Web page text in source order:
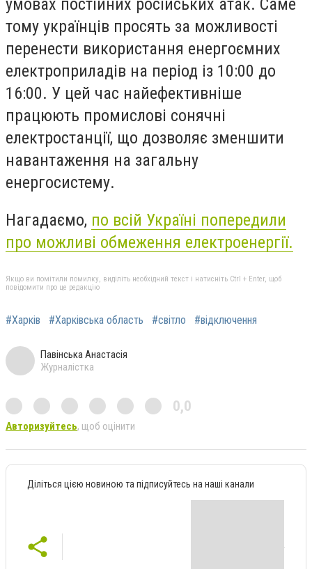
умовах постійних російських атак. Саме
тому українців просять за можливості
перенести використання енергоємних
електроприладів на період із 10:00 до
16:00. У цей час найефективніше
працюють промислові сонячні
електростанції, що дозволяє зменшити
навантаження на загальну
енергосистему.
Нагадаємо, по всій Україні попередили
про можливі обмеження електроенергії.
Якщо ви помітили помилку, виділіть необхідний текст і натисніть Ctrl + Enter, щоб
повідомити про це редакцію
#Харків #Харківська область #світло #відключення
Павінська Анастасія
Журналістка
0,0
Авторизуйтесь, щоб оцінити
Діліться цією новиною та підписуйтесь на наші канали